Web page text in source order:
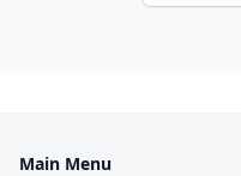
Main Menu